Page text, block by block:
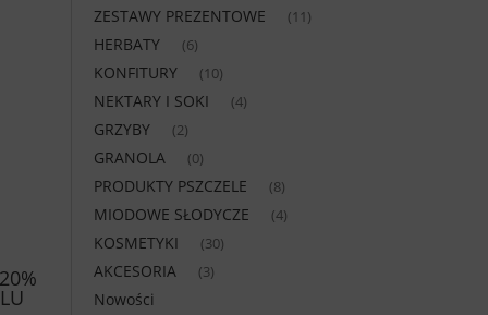
ZESTAWY PREZENTOWE (11)
HERBATY (6)
KONFITURY (10)
NEKTARY I SOKI (4)
GRZYBY (2)
GRANOLA (0)
PRODUKTY PSZCZELE (8)
MIODOWE SŁODYCZE (4)
KOSMETYKI (30)
AKCESORIA (3)
Nowości